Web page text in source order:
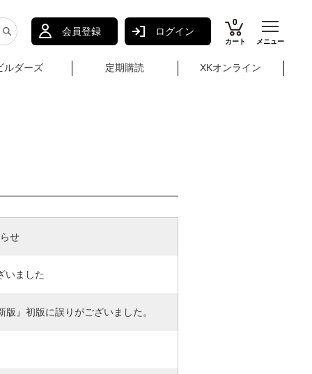
会員登録 ログイン
0
カート メニュー
ルダーズ 定期購読 XKオンライン
せ
いました
』初版に誤りがございました。